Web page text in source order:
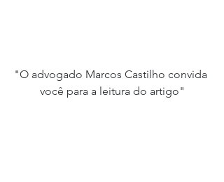
"O advogado Marcos Castilho convida
você para a leitura do artigo"